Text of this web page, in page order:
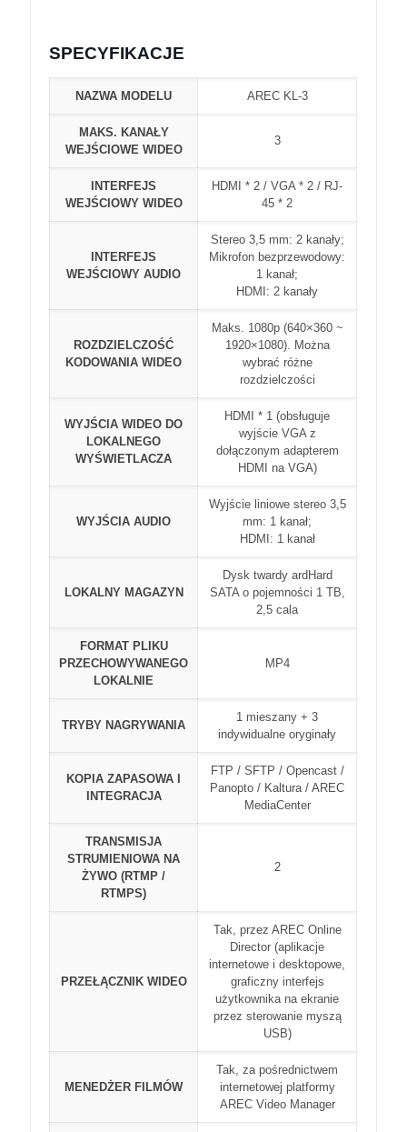
SPECYFIKACJE
NAZWA MODELU AREC KL-3
MAKS. KANAŁY
WEJŚCIOWE WIDEO
3
INTERFEJS
WEJŚCIOWY WIDEO
HDMI * 2 / VGA * 2 / RJ-
45 * 2
INTERFEJS
WEJŚCIOWY AUDIO
Stereo 3,5 mm: 2 kanały;
Mikrofon bezprzewodowy:
1 kanał;
HDMI: 2 kanały
ROZDZIELCZOŚĆ
KODOWANIA WIDEO
Maks. 1080p (640×360 ~
1920×1080). Można
wybrać różne
rozdzielczości
WYJŚCIA WIDEO DO
LOKALNEGO
WYŚWIETLACZA
HDMI * 1 (obsługuje
wyjście VGA z
dołączonym adapterem
HDMI na VGA)
WYJŚCIA AUDIO
Wyjście liniowe stereo 3,5
mm: 1 kanał;
HDMI: 1 kanał
LOKALNY MAGAZYN
Dysk twardy ardHard
SATA o pojemności 1 TB,
2,5 cala
FORMAT PLIKU
PRZECHOWYWANEGO
LOKALNIE
MP4
TRYBY NAGRYWANIA
1 mieszany + 3
indywidualne oryginały
KOPIA ZAPASOWA I
INTEGRACJA
FTP / SFTP / Opencast /
Panopto / Kaltura / AREC
MediaCenter
TRANSMISJA
STRUMIENIOWA NA
ŻYWO (RTMP /
RTMPS)
2
PRZEŁĄCZNIK WIDEO
Tak, przez AREC Online
Director (aplikacje
internetowe i desktopowe,
graficzny interfejs
użytkownika na ekranie
przez sterowanie myszą
USB)
MENEDŻER FILMÓW
Tak, za pośrednictwem
internetowej platformy
AREC Video Manager